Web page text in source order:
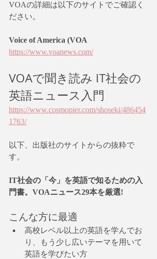
VOAの詳細は以下のサイトでご確認く
ださい。
Voice of America (VOA
https://www.voanews.com/
VOAで聞き読み IT社会の
英語ニュース入門
https://www.cosmopier.com/shoseki/486454
1763/
以下、出版社のサイトからの抜粋で
す。
IT社会の「今」を英語で知るための入
門書。VOAニュース29本を厳選!
こんな方に最適
高校レベル以上の英語を学んでお
り、もう少し広いテーマを用いて
英語を学びたい方